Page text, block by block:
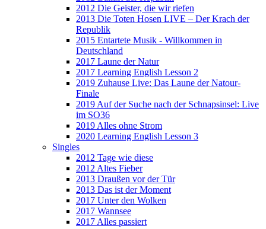
2012 Die Geister, die wir riefen
2013 Die Toten Hosen LIVE – Der Krach der
Republik
2015 Entartete Musik - Willkommen in
Deutschland
2017 Laune der Natur
2017 Learning English Lesson 2
2019 Zuhause Live: Das Laune der Natour-
Finale
2019 Auf der Suche nach der Schnapsinsel: Live
im SO36
2019 Alles ohne Strom
2020 Learning English Lesson 3
Singles
2012 Tage wie diese
2012 Altes Fieber
2013 Draußen vor der Tür
2013 Das ist der Moment
2017 Unter den Wolken
2017 Wannsee
2017 Alles passiert